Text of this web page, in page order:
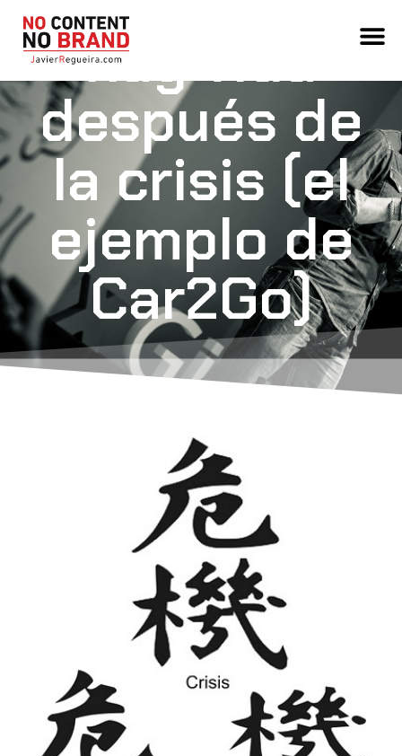
hay vida
después de
la crisis (el
ejemplo de
Car2Go)